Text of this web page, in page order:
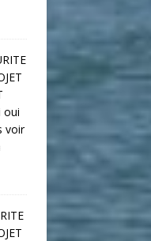
oui
voir